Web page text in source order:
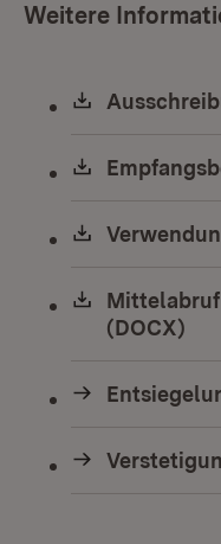
Weitere
Download:
Download:
Download:
Download:
(DOCX)